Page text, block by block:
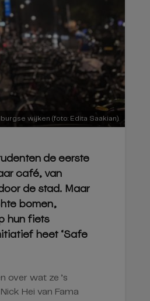
wijken (foto: Edita Saakian).
de eerste
café, van
de stad. Maar
bomen,
hun fiets
heet ‘Safe
over wat ze ’s
Hei van Fama